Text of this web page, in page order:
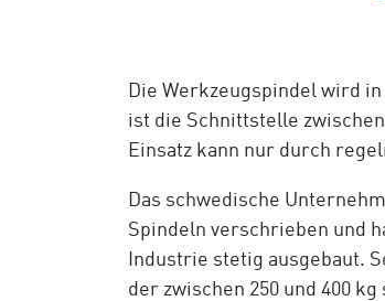
Die Werkzeugspindel wird
ist die Schnittstelle
Einsatz kann nur durch
Das schwedische
Spindeln verschrieben und
Industrie stetig ausgebaut.
der zwischen 250 und 400